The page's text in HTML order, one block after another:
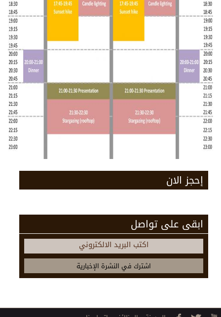
إحجز الان
ابقى على تواصل
اكتب البريد الالكتروني